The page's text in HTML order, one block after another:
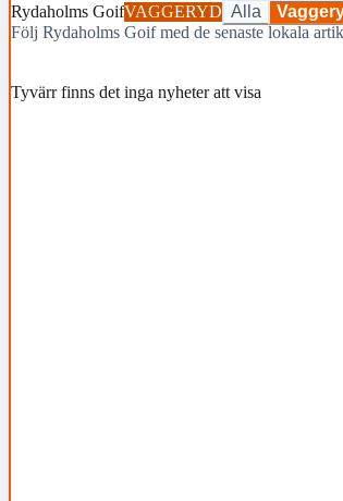
Rydaholms GoifVAGGERYD Alla
Följ Rydaholms Goif med de senaste lokala
Tyvärr finns det inga nyheter att visa